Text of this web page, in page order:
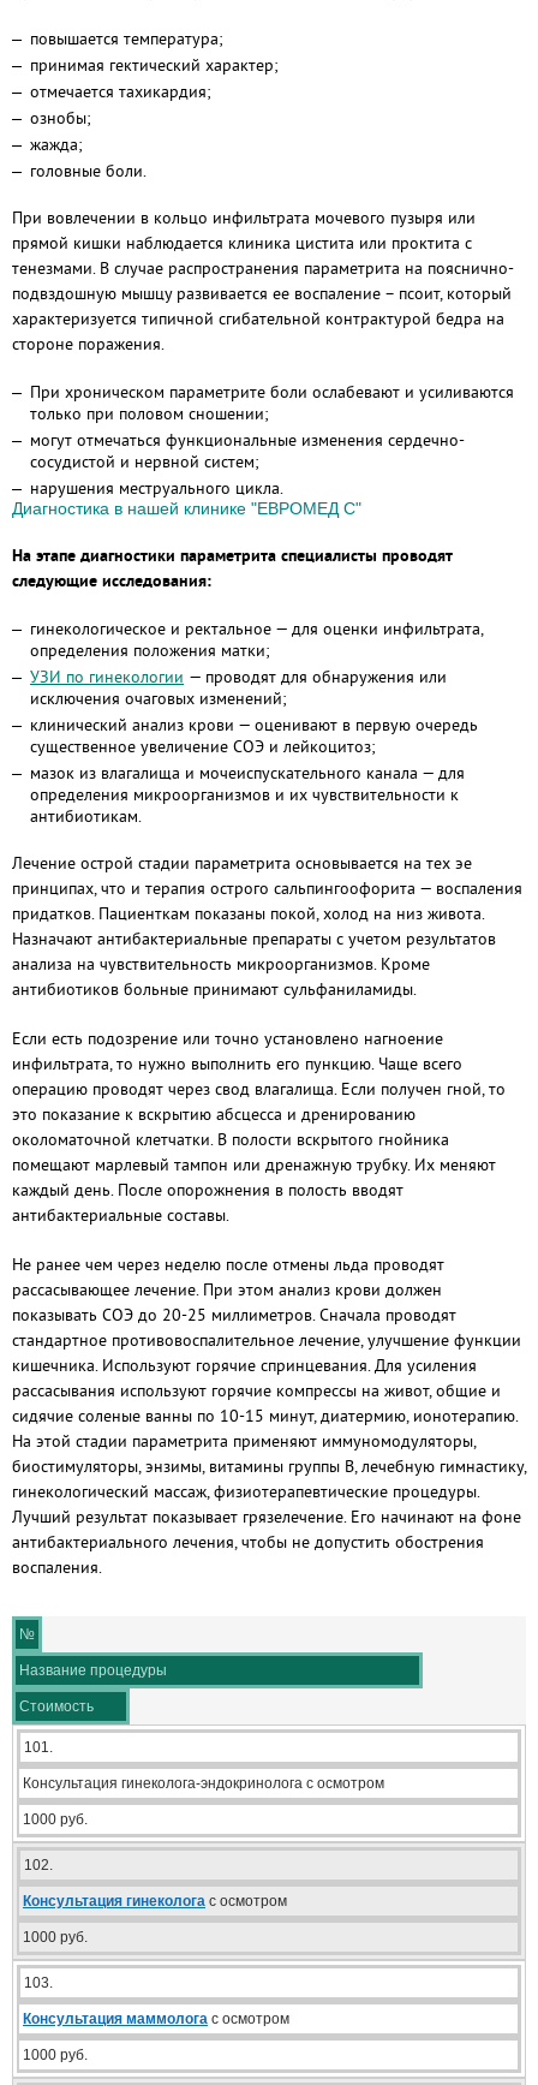
повышается температура;
принимая гектический характер;
отмечается тахикардия;
ознобы;
жажда;
головные боли.
При вовлечении в кольцо инфильтрата мочевого пузыря или
прямой кишки наблюдается клиника цистита или проктита с
тенезмами. В случае распространения параметрита на пояснично-
подвздошную мышцу развивается ее воспаление – псоит, который
характеризуется типичной сгибательной контрактурой бедра на
стороне поражения.
При хроническом параметрите боли ослабевают и усиливаются
только при половом сношении;
могут отмечаться функциональные изменения сердечно-
сосудистой и нервной систем;
нарушения меструального цикла.
Диагностика в нашей клинике "ЕВРОМЕД С"
На этапе диагностики параметрита специалисты проводят
следующие исследования:
гинекологическое и ректальное — для оценки инфильтрата,
определения положения матки;
УЗИ по гинекологии — проводят для обнаружения или
исключения очаговых изменений;
клинический анализ крови — оценивают в первую очередь
существенное увеличение СОЭ и лейкоцитоз;
мазок из влагалища и мочеиспускательного канала — для
определения микроорганизмов и их чувствительности к
антибиотикам.
Лечение острой стадии параметрита основывается на тех эе
принципах, что и терапия острого сальпингоофорита — воспаления
придатков. Пациенткам показаны покой, холод на низ живота.
Назначают антибактериальные препараты с учетом результатов
анализа на чувствительность микроорганизмов. Кроме
антибиотиков больные принимают сульфаниламиды.
Если есть подозрение или точно установлено нагноение
инфильтрата, то нужно выполнить его пункцию. Чаще всего
операцию проводят через свод влагалища. Если получен гной, то
это показание к вскрытию абсцесса и дренированию
околоматочной клетчатки. В полости вскрытого гнойника
помещают марлевый тампон или дренажную трубку. Их меняют
каждый день. После опорожнения в полость вводят
антибактериальные составы.
Не ранее чем через неделю после отмены льда проводят
рассасывающее лечение. При этом анализ крови должен
показывать СОЭ до 20-25 миллиметров. Сначала проводят
стандартное противовоспалительное лечение, улучшение функции
кишечника. Используют горячие спринцевания. Для усиления
рассасывания используют горячие компрессы на живот, общие и
сидячие соленые ванны по 10-15 минут, диатермию, ионотерапию.
На этой стадии параметрита применяют иммуномодуляторы,
биостимуляторы, энзимы, витамины группы В, лечебную гимнастику,
гинекологический массаж, физиотерапевтические процедуры.
Лучший результат показывает грязелечение. Его начинают на фоне
антибактериального лечения, чтобы не допустить обострения
воспаления.
№
Название процедуры
Стоимость
101.
Консультация гинеколога-эндокринолога с осмотром
1000 руб.
102.
Консультация гинеколога с осмотром
1000 руб.
103.
Консультация маммолога с осмотром
1000 руб.